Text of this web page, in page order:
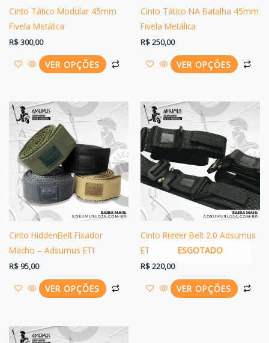
Cinto Tático Modular 45mm
Fivela Metálica
R$300,00
VER OPÇÕES
página
Cinto Tático NA Batalha 45mm
Fivela Metálica
R$250,00
VER OPÇÕES
Cinto HiddenBelt Fixador
Macho – Adsumus ETI
R$ 95,00
VER OPÇÕES
Este
produto
várias
variantes.
As
opções
podem
ESGOTADO
Cinto Rigger Belt 2.0 Adsumus
ETI
R$220,00
VER OPÇÕES
Este
As
Este